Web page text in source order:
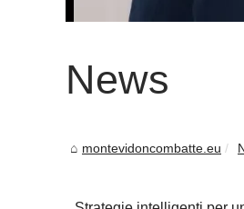
News
montevidoncombatte.eu